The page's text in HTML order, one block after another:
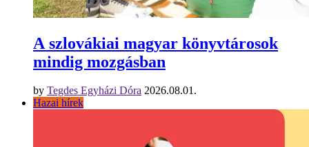
A szlovákiai magyar könyvtárosok
mindig mozgásban
by Tegdes Egyházi Dóra 2026.08.01.
Hazai hírek